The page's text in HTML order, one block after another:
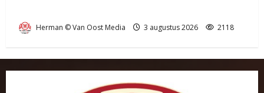
Herman © Van Oost Media 3 augustus 2026 2118